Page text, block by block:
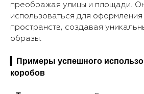
преображая улицы и площади.
использоваться для
пространств, создавая
образы.
Примеры успешного
коробов